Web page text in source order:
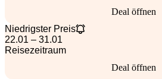
Deal öffnen
Niedrigster Preis
22.01 – 31.01
Reisezeitraum
Deal öffnen